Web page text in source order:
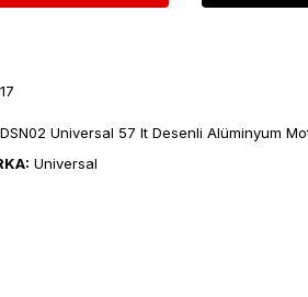
Universal 57 lt Desenli Alüminyum
Universal